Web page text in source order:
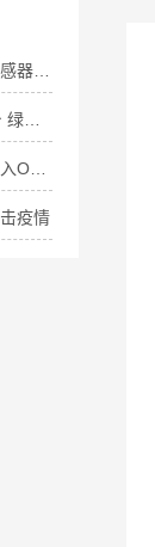
一种带开关量的开口式电流互感器的应用
安科瑞 EMS3.0 智慧能源平台 绿色校园微电网应用探析
安科瑞物联网仪表ADW300接入ONENET平台
疫情